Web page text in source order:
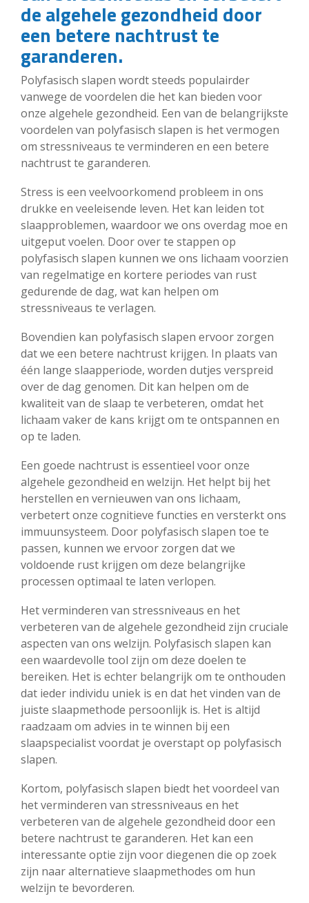
de algehele gezondheid door
een betere nachtrust te
garanderen.
Polyfasisch slapen wordt steeds populairder
vanwege de voordelen die het kan bieden voor
onze algehele gezondheid. Een van de belangrijkste
voordelen van polyfasisch slapen is het vermogen
om stressniveaus te verminderen en een betere
nachtrust te garanderen.
Stress is een veelvoorkomend probleem in ons
drukke en veeleisende leven. Het kan leiden tot
slaapproblemen, waardoor we ons overdag moe en
uitgeput voelen. Door over te stappen op
polyfasisch slapen kunnen we ons lichaam voorzien
van regelmatige en kortere periodes van rust
gedurende de dag, wat kan helpen om
stressniveaus te verlagen.
Bovendien kan polyfasisch slapen ervoor zorgen
dat we een betere nachtrust krijgen. In plaats van
één lange slaapperiode, worden dutjes verspreid
over de dag genomen. Dit kan helpen om de
kwaliteit van de slaap te verbeteren, omdat het
lichaam vaker de kans krijgt om te ontspannen en
op te laden.
Een goede nachtrust is essentieel voor onze
algehele gezondheid en welzijn. Het helpt bij het
herstellen en vernieuwen van ons lichaam,
verbetert onze cognitieve functies en versterkt ons
immuunsysteem. Door polyfasisch slapen toe te
passen, kunnen we ervoor zorgen dat we
voldoende rust krijgen om deze belangrijke
processen optimaal te laten verlopen.
Het verminderen van stressniveaus en het
verbeteren van de algehele gezondheid zijn cruciale
aspecten van ons welzijn. Polyfasisch slapen kan
een waardevolle tool zijn om deze doelen te
bereiken. Het is echter belangrijk om te onthouden
dat ieder individu uniek is en dat het vinden van de
juiste slaapmethode persoonlijk is. Het is altijd
raadzaam om advies in te winnen bij een
slaapspecialist voordat je overstapt op polyfasisch
slapen.
Kortom, polyfasisch slapen biedt het voordeel van
het verminderen van stressniveaus en het
verbeteren van de algehele gezondheid door een
betere nachtrust te garanderen. Het kan een
interessante optie zijn voor diegenen die op zoek
zijn naar alternatieve slaapmethodes om hun
welzijn te bevorderen.